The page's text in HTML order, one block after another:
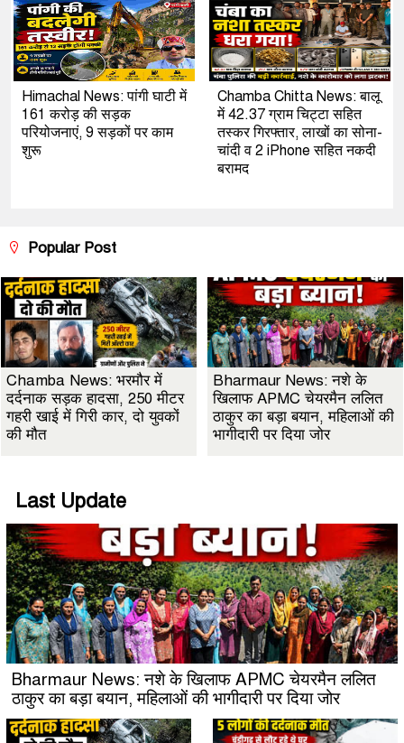
Himachal News: पांगी घाटी में
161 करोड़ की सड़क
परियोजनाएं, 9 सड़कों पर काम
शुरू
Chamba Chitta News: बालू
में 42.37 ग्राम चिट्टा सहित
तस्कर गिरफ्तार, लाखों का सोना-
चांदी व 2 iPhone सहित नकदी
बरामद
Popular Post
Chamba News: भरमौर में
दर्दनाक सड़क हादसा, 250 मीटर
गहरी खाई में गिरी कार, दो युवकों
की मौत
Bharmaur News: नशे के
खिलाफ APMC चेयरमैन ललित
ठाकुर का बड़ा बयान, महिलाओं की
भागीदारी पर दिया जोर
Last Update
Bharmaur News: नशे के खिलाफ APMC चेयरमैन ललित
ठाकुर का बड़ा बयान, महिलाओं की भागीदारी पर दिया जोर